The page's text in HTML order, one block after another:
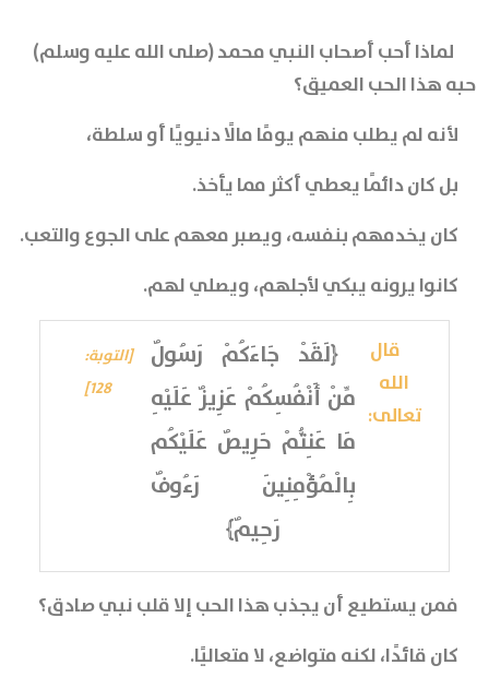
لماذا أحب أصحاب النبي محمد (صلى الله عليه وسلم)
حبه هذا الحب العميق؟
لأنه لم يطلب منهم يومًا مالًا دنيويًا أو سلطة،
بل كان دائمًا يعطي أكثر مما يأخذ.
كان يخدمهم بنفسه، ويصبر معهم على الجوع والتعب.
كانوا يرونه يبكي لأجلهم، ويصلي لهم.
قال
الله
تعالى:
﴿لَقَدْ جَاءَكُمْ رَسُولٌ
مِّنْ أَنْفُسِكُمْ عَزِيزٌ عَلَيْهِ
مَا عَنِتُّمْ حَرِيصٌ عَلَيْكُم
بِالْمُؤْمِنِينَ رَءُوفٌ
رَحِيمٌ﴾
[التوبة:
128]
فمن يستطيع أن يجذب هذا الحب إلا قلب نبي صادق؟
كان قائدًا، لكنه متواضع، لا متعاليًا.